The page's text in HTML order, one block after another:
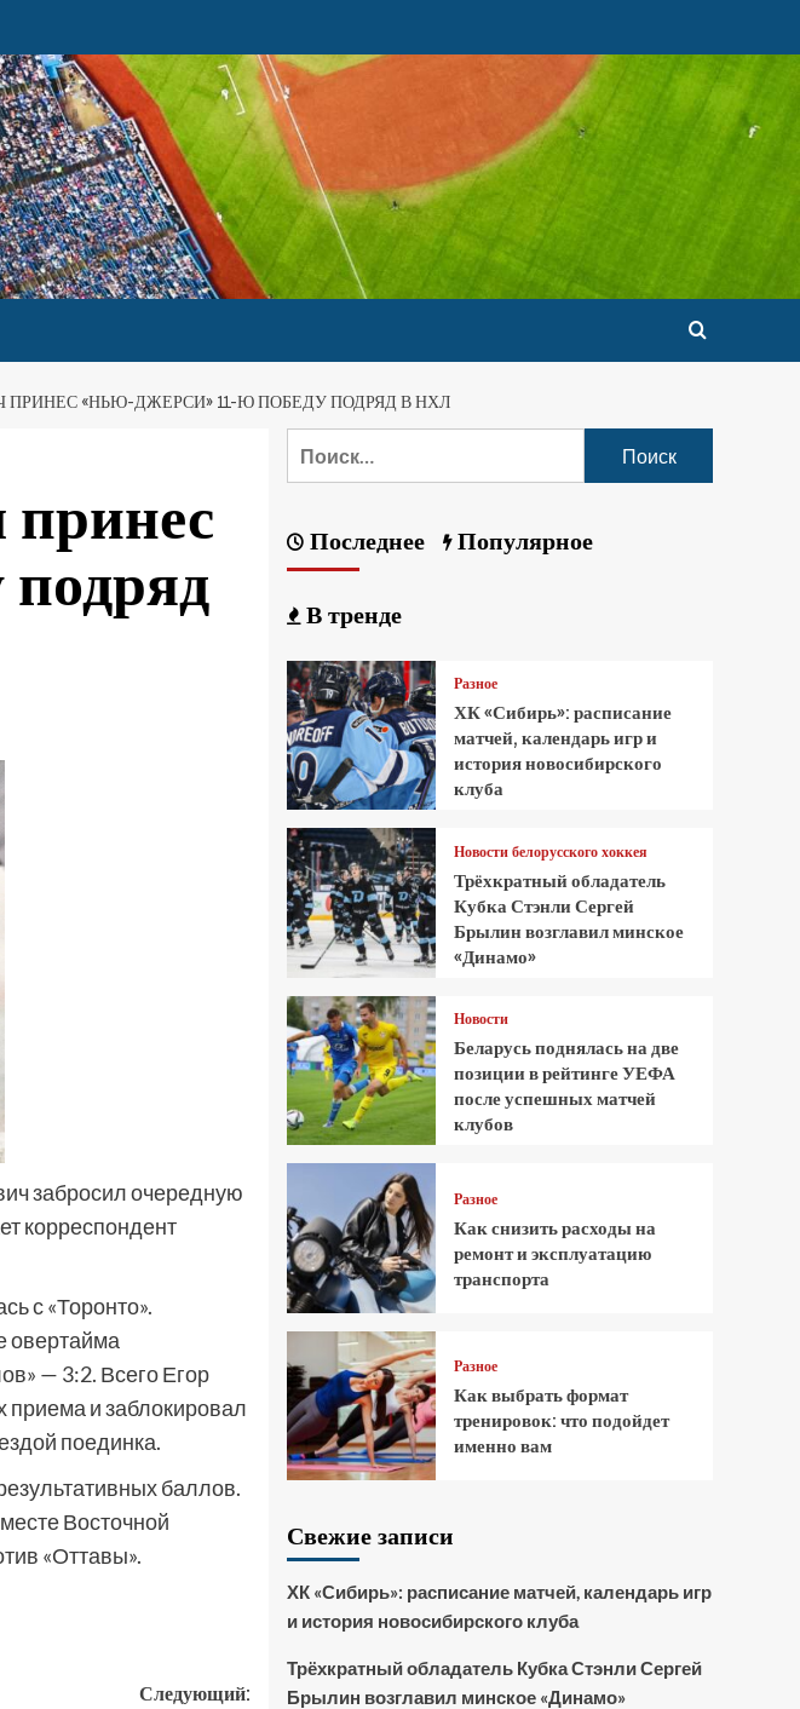
ПРИНЕС «НЬЮ-ДЖЕРСИ» 11-Ю ПОБЕДУ ПОДРЯД В НХЛ
забросил очередную
корреспондент
с «Торонто».
овертайма
— 3:2. Всего Егор
приема и заблокировал
поединка.
баллов.
Восточной
«Оттавы».
Следующий:
Последнее Популярное
В тренде
Разное
ХК «Сибирь»: расписание
матчей, календарь игр и
история новосибирского
клуба
Новости белорусского хоккея
Трёхкратный обладатель
Кубка Стэнли Сергей
Брылин возглавил минское
«Динамо»
Новости
Беларусь поднялась на две
позиции в рейтинге УЕФА
после успешных матчей
клубов
Разное
Как снизить расходы на
ремонт и эксплуатацию
транспорта
Разное
Как выбрать формат
тренировок: что подойдет
именно вам
Свежие записи
ХК «Сибирь»: расписание матчей, календарь игр
и история новосибирского клуба
Трёхкратный обладатель Кубка Стэнли Сергей
Брылин возглавил минское «Динамо»